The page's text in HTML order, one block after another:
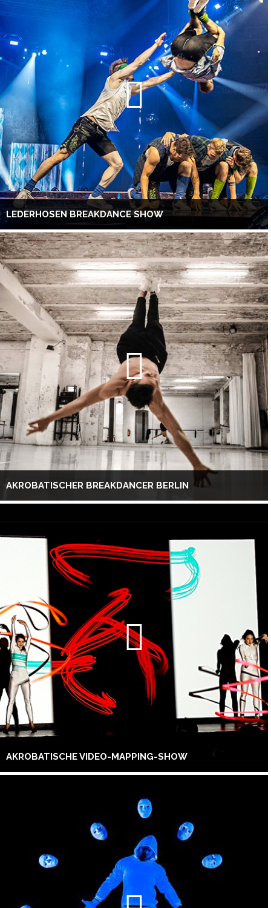
LEDERHOSEN BREAKDANCE SHOW
AKROBATISCHER BREAKDANCER BERLIN
AKROBATISCHE VIDEO-MAPPING-SHOW